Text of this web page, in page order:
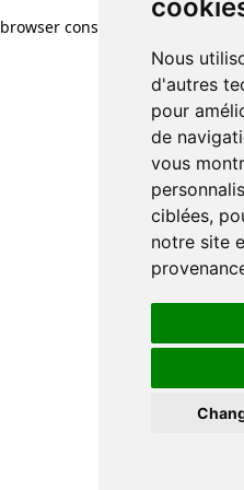
Nous
d'autres
pour
de
vous
ciblées,
notre site
browser console for more